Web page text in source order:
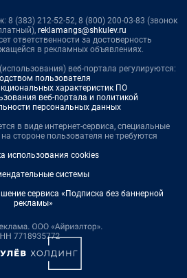
8 (383) 212-52-52, 8 (800) 200-03-83 (звонок
reklamangs@shkulev.ru
ответственности за достоверность
в рекламных объявлениях.
веб-портала регулируются:
пользователя
характеристик ПО
веб-портала и политикой
персональных данных
в виде интернет-сервиса, специальные
стороне пользователя не требуются
использования cookies
системы
сервиса «Подписка без баннерной
рекламы»